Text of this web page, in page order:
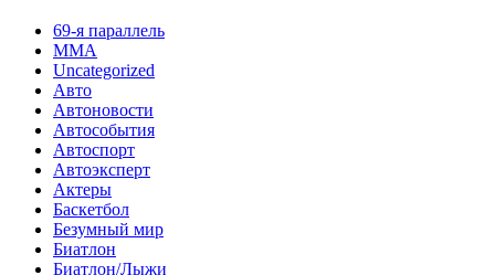
69-я параллель
MMA
Uncategorized
Авто
Автоновости
Автособытия
Автоспорт
Автоэксперт
Актеры
Баскетбол
Безумный мир
Биатлон
Биатлон/Лыжи